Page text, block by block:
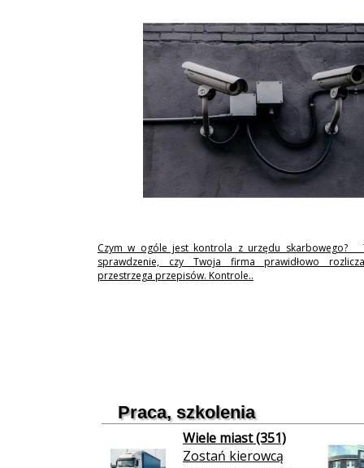
Czym w ogóle jest kontrola z urzędu skarbowego?
sprawdzenie, czy Twoja firma prawidłowo
przestrzega przepisów. Kontrole..
Praca, szkolenia
Wiele miast (351)
Zostań kierowcą